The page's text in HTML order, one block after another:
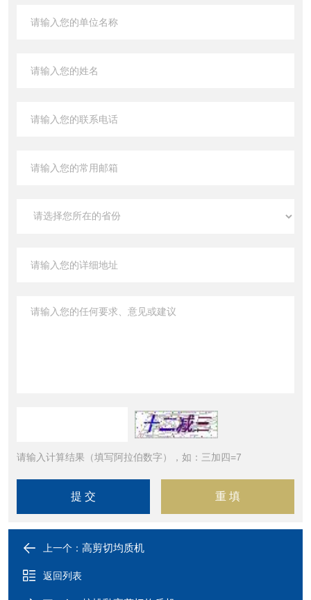
请输入计算结果（填写阿拉伯数字），如：三加四=7
上一个： 高剪切均质机
返回列表